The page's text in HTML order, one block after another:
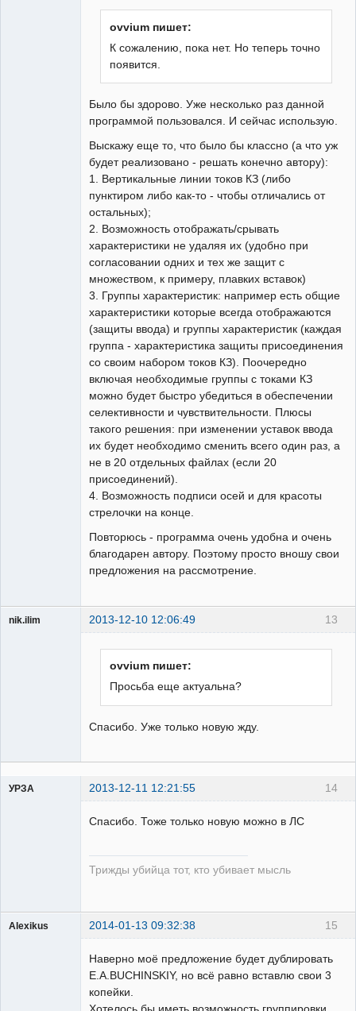
ovvium пишет:
К сожалению, пока нет. Но теперь точно
появится.
Было бы здорово. Уже несколько раз данной
программой пользовался. И сейчас использую.
Выскажу еще то, что было бы классно (а что уж
будет реализовано - решать конечно автору):
1. Вертикальные линии токов КЗ (либо
пунктиром либо как-то - чтобы отличались от
остальных);
2. Возможность отображать/срывать
характеристики не удаляя их (удобно при
согласовании одних и тех же защит с
множеством, к примеру, плавких вставок)
3. Группы характеристик: например есть общие
характеристики которые всегда отображаются
(защиты ввода) и группы характеристик (каждая
группа - характеристика защиты присоединения
со своим набором токов КЗ). Поочередно
включая необходимые группы с токами КЗ
можно будет быстро убедиться в обеспечении
селективности и чувствительности. Плюсы
такого решения: при изменении уставок ввода
их будет необходимо сменить всего один раз, а
не в 20 отдельных файлах (если 20
присоединений).
4. Возможность подписи осей и для красоты
стрелочки на конце.
Повторюсь - программа очень удобна и очень
благодарен автору. Поэтому просто вношу свои
предложения на рассмотрение.
13
nik.ilim 2013-12-10 12:06:49
ovvium пишет:
Просьба еще актуальна?
Спасибо. Уже только новую жду.
14
УРЗА 2013-12-11 12:21:55
Спасибо. Тоже только новую можно в ЛС
Трижды убийца тот, кто убивает мысль
15
Alexikus 2014-01-13 09:32:38
Наверно моё предложение будет дублировать
E.A.BUCHINSKIY, но всё равно вставлю свои 3
копейки.
Хотелось бы иметь возможность группировки